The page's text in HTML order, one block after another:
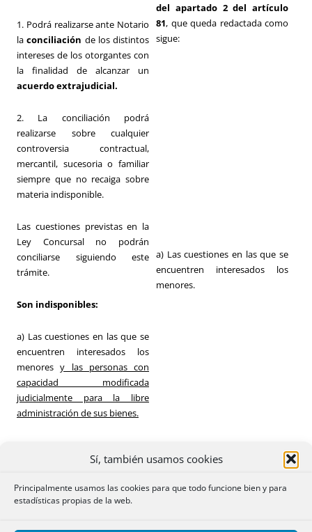
Sí, también usamos cookies
Principalmente usamos las cookies para que todo funcione bien y para
estadísticas propias de la web.
1. Podrá realizarse ante Notario
laconciliación de los distintos
intereses de los otorgantes con
la finalidad de alcanzar un
acuerdo extrajudicial.
2. La conciliación podrá
realizarse sobre cualquier
controversia contractual,
mercantil, sucesoria o familiar
siempre que no recaiga sobre
materia indisponible.
Las cuestiones previstas en la
Ley Concursal no podrán
conciliarse siguiendo este
trámite.
Son indisponibles:
a) Las cuestiones en las que se
encuentren interesados los
menoresy las personas con
capacidad modificada
judicialmente para la libre
administración de sus bienes.
del apartado 2 del artículo
81, que queda redactada como
sigue:
a) Las cuestiones en las que se
encuentren interesados los
menores.
CÓDIGO CIVIL: TÍTULO PRELIMINAR